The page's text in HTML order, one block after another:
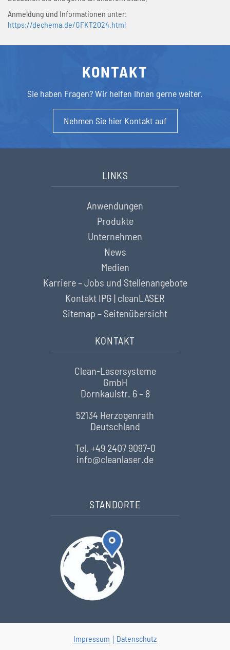
Anmeldung und Informationen unter:
https://dechema.de/GFKT2024.html
KONTAKT
Sie haben Fragen? Wir helfen Ihnen gerne weiter.
Nehmen Sie hier Kontakt auf
LINKS
Anwendungen
Produkte
Unternehmen
News
Medien
Karriere – Jobs und Stellenangebote
Kontakt IPG | cleanLASER
Sitemap – Seitenübersicht
KONTAKT
Clean-Lasersysteme
GmbH
Dornkaulstr. 6 – 8
52134 Herzogenrath
Deutschland
Tel. +49 2407 9097-0
info@cleanlaser.de
STANDORTE
Impressum
Datenschutz